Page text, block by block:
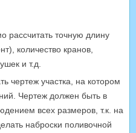
рассчитать точную длину
количество кранов,
и т.д.
чертеж участка, на котором
Чертеж должен быть в
всех размеров, т.к. на
наброски поливочной